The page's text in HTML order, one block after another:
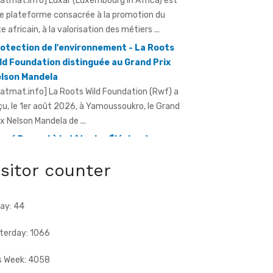
de l'environnement - La Roots
Foundation distinguée au Grand Prix
La Roots Wild Foundation (Rwf) a
le 1er août 2026, à Yamoussoukro, le Grand
Nelson Mandela de ...
Renard à la tête des Éléphants -
Diallo justifie son choix
...
counter
44
1066
Week: 4058